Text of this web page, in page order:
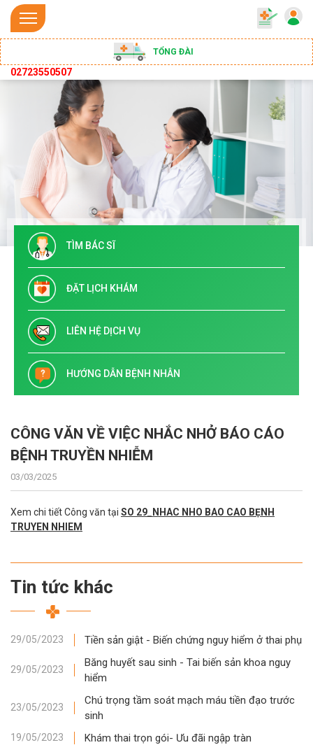
TỔNG ĐÀI
02723550507
TÌM BÁC SĨ
ĐẶT LỊCH KHÁM
LIÊN HỆ DỊCH VỤ
HƯỚNG DẪN BỆNH NHÂN
CÔNG VĂN VỀ VIỆC NHẮC NHỞ BÁO CÁO
BỆNH TRUYỀN NHIỄM
03/03/2025
Xem chi tiết Công văn tại SO 29_NHAC NHO BAO CAO BẸNH
TRUYEN NHIEM
Tin tức khác
29/05/2023 Tiền sản giật - Biến chứng nguy hiểm ở thai phụ
29/05/2023
Băng huyết sau sinh - Tai biến sản khoa nguy
hiểm
23/05/2023
Chú trọng tầm soát mạch máu tiền đạo trước
sinh
19/05/2023 Khám thai trọn gói- Ưu đãi ngập tràn